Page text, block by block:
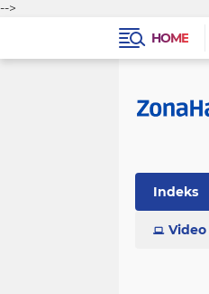
-->
HOME
Indeks
Sosok
Video